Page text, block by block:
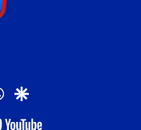
whatsapp
google
youtube-